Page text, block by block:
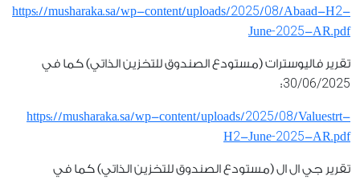
https://musharaka.sa/wp-content/uploads/2025/08/Abaad-H2-
June-2025-AR.pdf
تقرير فاليوسترات (مستودع الصندوق للتخزين الذاتي) كما في
30/06/2025
:
https://musharaka.sa/wp-content/uploads/2025/08/Valuestrt-
H2-June-2025-AR.pdf
تقرير جي ال ال (مستودع الصندوق للتخزين الذاتي) كما في